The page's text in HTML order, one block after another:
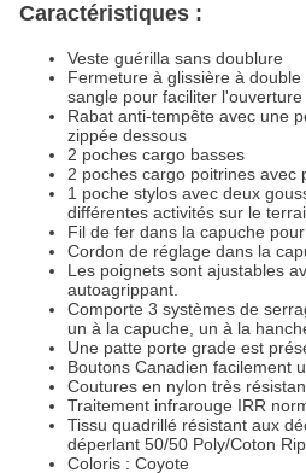
Caractéristiques :
Veste guérilla sans doublure
Fermeture à glissière à
sangle pour faciliter l'ouverture
Rabat anti-tempête avec une
zippée dessous
2 poches cargo basses
2 poches cargo poitrines avec
1 poche stylos avec deux
différentes activités sur le
Fil de fer dans la capuche
Cordon de réglage dans la
Les poignets sont ajustables
autoagrippant.
Comporte 3 systèmes de
un à la capuche, un à la
Une patte porte grade est
Boutons Canadien facilement
Coutures en nylon très
Traitement infrarouge IRR
Tissu quadrillé résistant aux
déperlant 50/50 Poly/Coton
Coloris : Coyote